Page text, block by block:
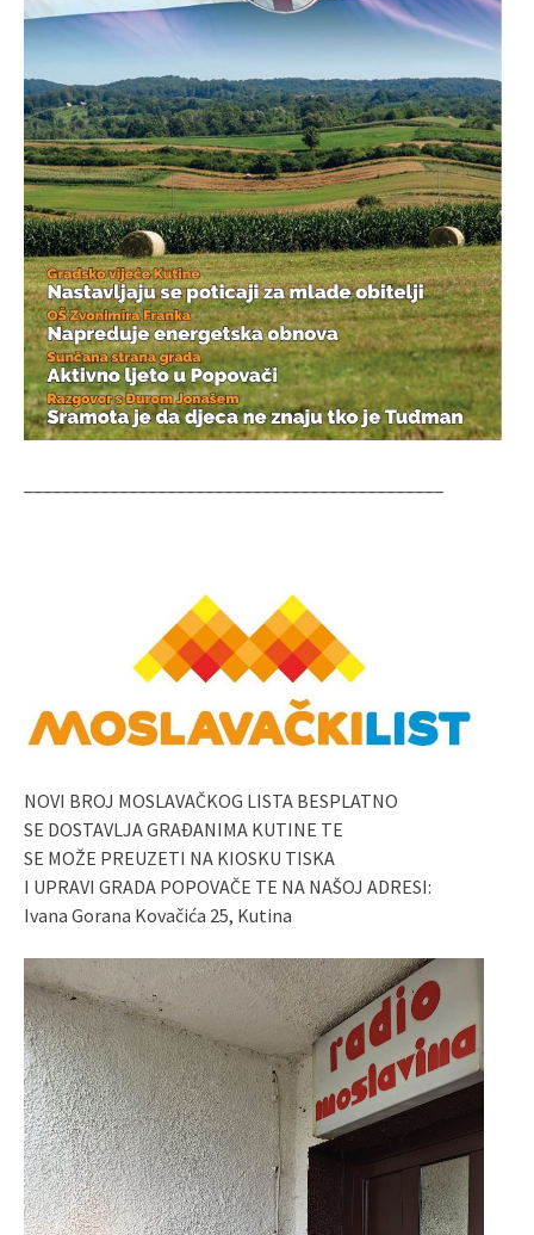
NOVI BROJ MOSLAVAČKOG LISTA BESPLATNO
SE DOSTAVLJA GRAĐANIMA KUTINE TE
SE MOŽE PREUZETI NA KIOSKU TISKA
I UPRAVI GRADA POPOVAČE TE NA NAŠOJ ADRESI:
Ivana Gorana Kovačića 25, Kutina